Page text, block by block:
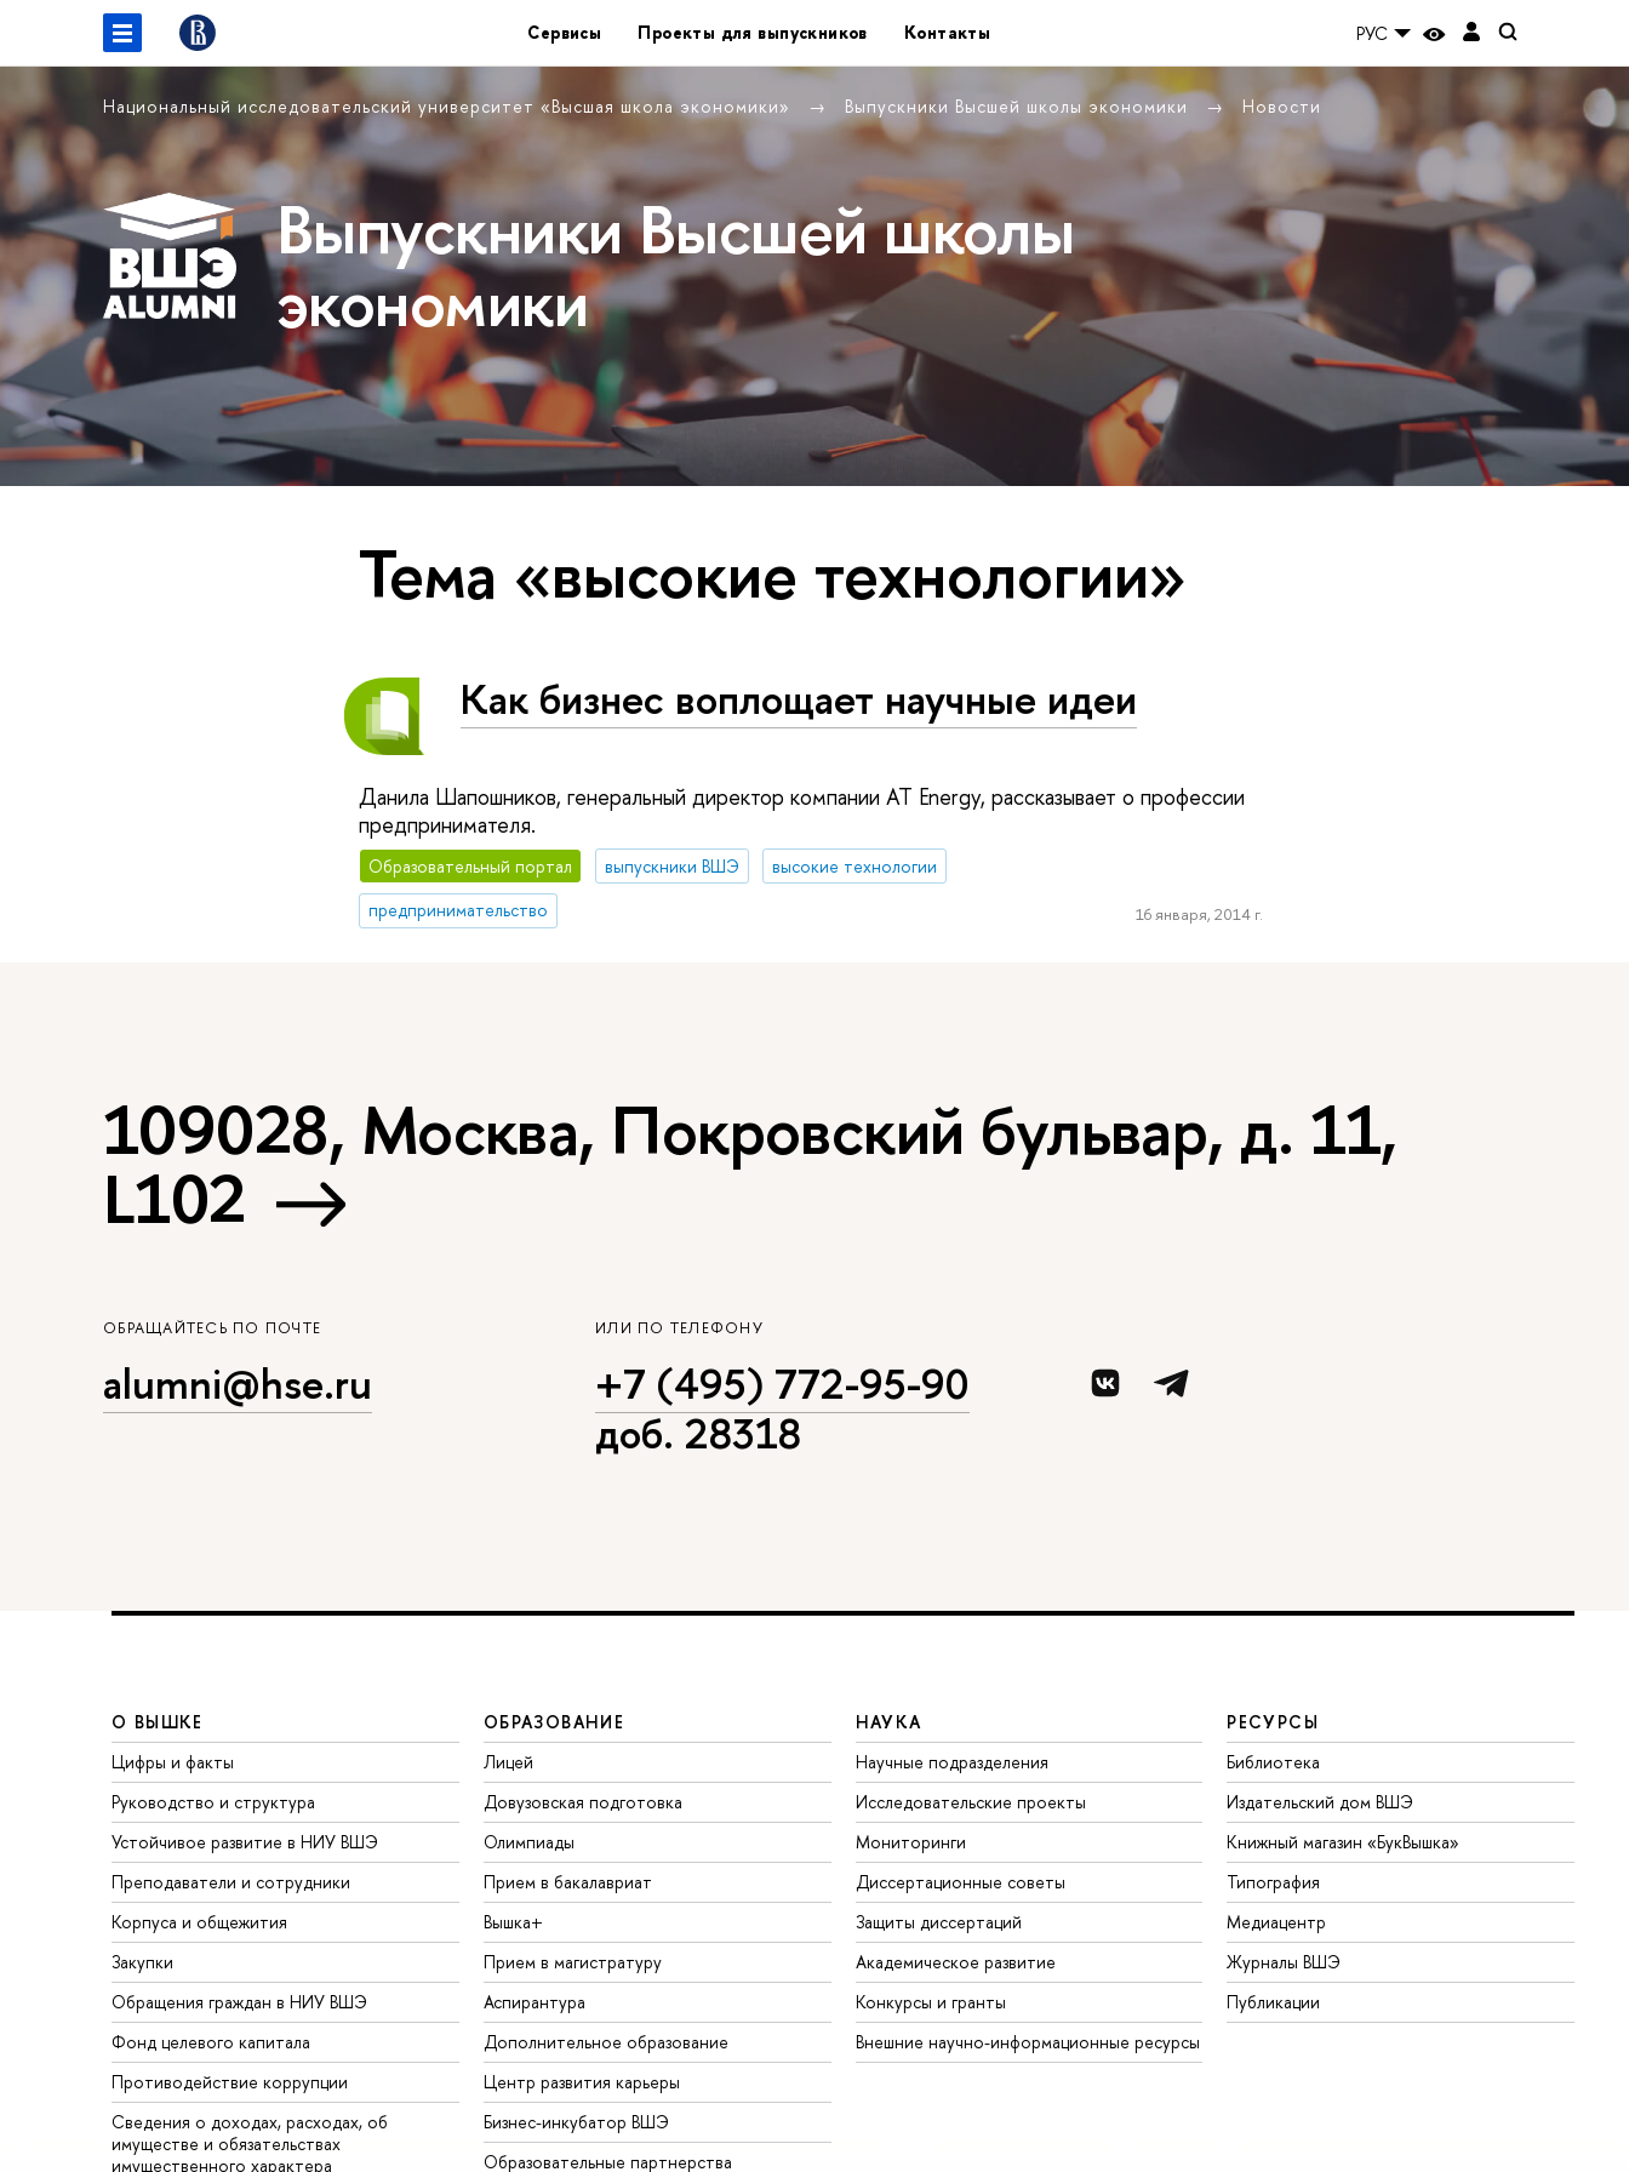
Сервисы Проекты для выпускников Контакты РУС
Национальный исследовательский университет «Высшая школа экономики» Выпускники Высшей школы экономики Новости
Выпускники Высшей школы
экономики
Тема «высокие технологии»
Как бизнес воплощает научные идеи
Данила Шапошников, генеральный директор компании AT Energy, рассказывает о профессии
предпринимателя.
Образовательный портал выпускники ВШЭ
высокие технологии
предпринимательство
16 января, 2014 г.
109028, Москва, Покровский бульвар, д. 11,
L102
ОБРАЩАЙТЕСЬ ПО ПОЧТЕ
alumni@hse.ru
ИЛИ ПО ТЕЛЕФОНУ
+7 (495) 772-95-90
доб. 28318
О ВЫШКЕ
Цифры и факты
Руководство и структура
Устойчивое развитие в НИУ ВШЭ
Преподаватели и сотрудники
Корпуса и общежития
Закупки
Обращения граждан в НИУ ВШЭ
Фонд целевого капитала
Противодействие коррупции
Сведения о доходах, расходах, об
имуществе и обязательствах
имущественного характера
ОБРАЗОВАНИЕ
Лицей
Довузовская подготовка
Олимпиады
Прием в бакалавриат
Вышка+
Прием в магистратуру
Аспирантура
Дополнительное образование
Центр развития карьеры
Бизнес-инкубатор ВШЭ
Образовательные партнерства
НАУКА
Научные подразделения
Исследовательские проекты
Мониторинги
Диссертационные советы
Защиты диссертаций
Академическое развитие
Конкурсы и гранты
Внешние научно-информационные ресурсы
РЕСУРСЫ
Библиотека
Издательский дом ВШЭ
Книжный магазин «БукВышка»
Типография
Медиацентр
Журналы ВШЭ
Публикации